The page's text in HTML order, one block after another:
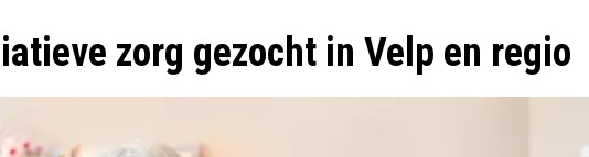
zorg gezocht in Velp en regio